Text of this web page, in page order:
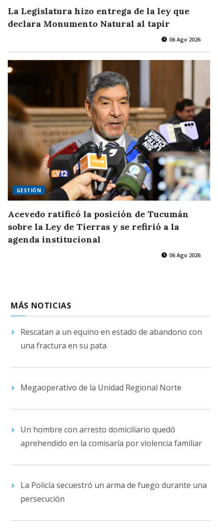
La Legislatura hizo entrega de la ley que
declara Monumento Natural al tapir
06 Ago 2026
GESTIÓN
Acevedo ratificó la posición de Tucumán
sobre la Ley de Tierras y se refirió a la
agenda institucional
06 Ago 2026
MÁS NOTICIAS
Rescatan a un equino en estado de abandono con
una fractura en su pata
Megaoperativo de la Unidad Regional Norte
Un hombre con arresto domiciliario quedó
aprehendido en la comisaría por violencia familiar
La Policía secuestró un arma de fuego durante una
persecución